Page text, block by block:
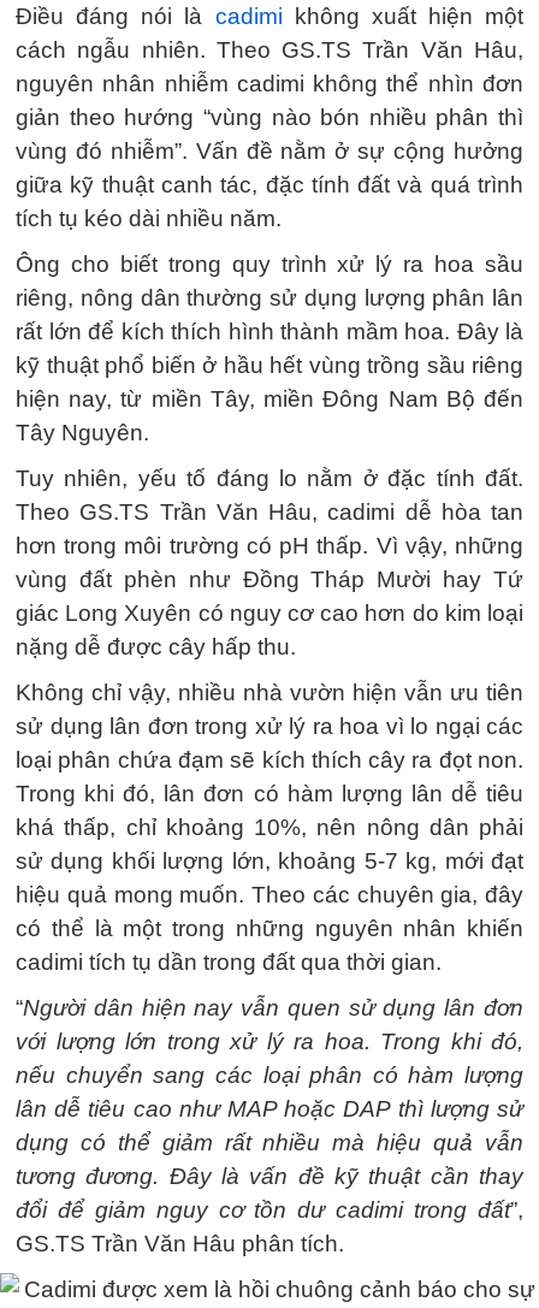
Điều đáng nói là cadimi không xuất hiện một
cách ngẫu nhiên. Theo GS.TS Trần Văn Hâu,
nguyên nhân nhiễm cadimi không thể nhìn đơn
giản theo hướng “vùng nào bón nhiều phân thì
vùng đó nhiễm”. Vấn đề nằm ở sự cộng hưởng
giữa kỹ thuật canh tác, đặc tính đất và quá trình
tích tụ kéo dài nhiều năm.
Ông cho biết trong quy trình xử lý ra hoa sầu
riêng, nông dân thường sử dụng lượng phân lân
rất lớn để kích thích hình thành mầm hoa. Đây là
kỹ thuật phổ biến ở hầu hết vùng trồng sầu riêng
hiện nay, từ miền Tây, miền Đông Nam Bộ đến
Tây Nguyên.
Tuy nhiên, yếu tố đáng lo nằm ở đặc tính đất.
Theo GS.TS Trần Văn Hâu, cadimi dễ hòa tan
hơn trong môi trường có pH thấp. Vì vậy, những
vùng đất phèn như Đồng Tháp Mười hay Tứ
giác Long Xuyên có nguy cơ cao hơn do kim loại
nặng dễ được cây hấp thu.
Không chỉ vậy, nhiều nhà vườn hiện vẫn ưu tiên
sử dụng lân đơn trong xử lý ra hoa vì lo ngại các
loại phân chứa đạm sẽ kích thích cây ra đọt non.
Trong khi đó, lân đơn có hàm lượng lân dễ tiêu
khá thấp, chỉ khoảng 10%, nên nông dân phải
sử dụng khối lượng lớn, khoảng 5-7 kg, mới đạt
hiệu quả mong muốn. Theo các chuyên gia, đây
có thể là một trong những nguyên nhân khiến
cadimi tích tụ dần trong đất qua thời gian.
“Người dân hiện nay vẫn quen sử dụng lân đơn
với lượng lớn trong xử lý ra hoa. Trong khi đó,
nếu chuyển sang các loại phân có hàm lượng
lân dễ tiêu cao như MAP hoặc DAP thì lượng sử
dụng có thể giảm rất nhiều mà hiệu quả vẫn
tương đương. Đây là vấn đề kỹ thuật cần thay
đổi để giảm nguy cơ tồn dư cadimi trong đất”,
GS.TS Trần Văn Hâu phân tích.